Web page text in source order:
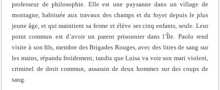
professeur de philosophie. Elle est une paysanne dans un village de
montagne, habituée aux travaux des champs et du foyer depuis le plus
jeune âge, et qui maintient sa ferme et élève ses cinq enfants, seule. Leur
point commun est d’avoir un parent prisonnier dans l’Île. Paolo rend
visite à son fils, membre des Brigades Rouges, avec des litres de sang sur
les mains, répandu froidement, tandis que Luisa va voir son mari violent,
criminel de droit commun, assassin de deux hommes sur des coups de
sang.